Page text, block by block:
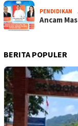
PENDIDIKAN
Ancam
BERITA POPULER